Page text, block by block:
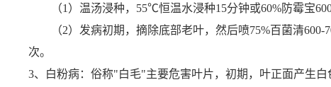
（1）温汤浸种，55℃恒温水浸种15分钟或60%防霉宝
（2）发病初期，摘除底部老叶，然后喷75%百菌清600-
次。
3、
白粉病：俗称"白毛"主要危害叶片，初期，叶正面产生